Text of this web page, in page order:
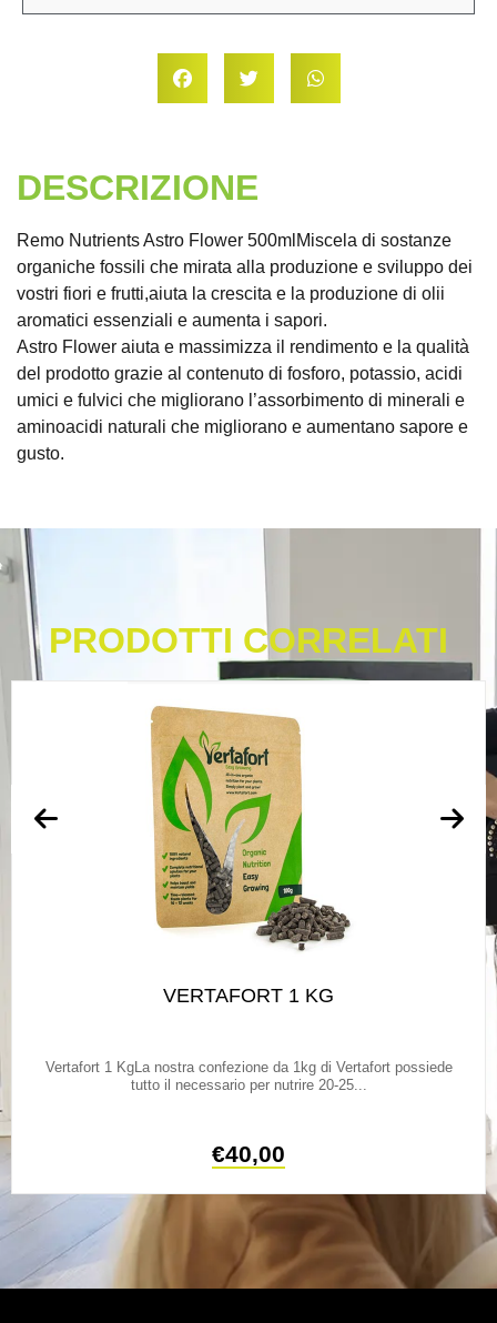
DESCRIZIONE
Remo Nutrients Astro Flower 500mlMiscela di sostanze
organiche fossili che mirata alla produzione e sviluppo dei
vostri fiori e frutti,aiuta la crescita e la produzione di olii
aromatici essenziali e aumenta i sapori.
Astro Flower aiuta e massimizza il rendimento e la qualità
del prodotto grazie al contenuto di fosforo, potassio, acidi
umici e fulvici che migliorano l’assorbimento di minerali e
aminoacidi naturali che migliorano e aumentano sapore e
gusto.
PRODOTTI CORRELATI
VERTAFORT 1 KG
Vertafort 1 KgLa nostra confezione da 1kg di Vertafort possiede
tutto il necessario per nutrire 20-25...
€40,00